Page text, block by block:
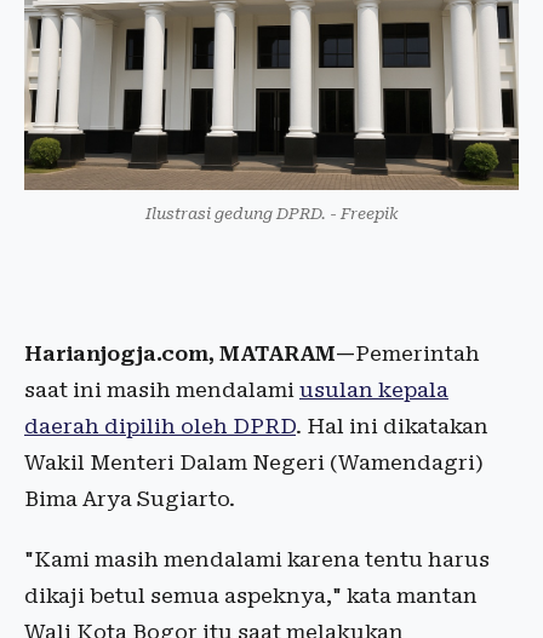
Ilustrasi gedung DPRD. - Freepik
Harianjogja.com, MATARAM—Pemerintah
saat ini masih mendalami usulan kepala
daerah dipilih oleh DPRD. Hal ini dikatakan
Wakil Menteri Dalam Negeri (Wamendagri)
Bima Arya Sugiarto.
"Kami masih mendalami karena tentu harus
dikaji betul semua aspeknya," kata mantan
Wali Kota Bogor itu saat melakukan